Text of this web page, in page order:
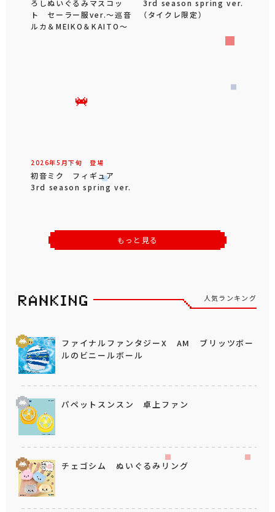
ろしぬいぐるみマスコッ
ト セーラー服ver.～巡音
ルカ＆MEIKO＆KAITO～
3rd season spring ver.
（タイクレ限定）
2026年5 月下旬 登場
初音ミク フィギュア
3rd season spring ver.
もっと見る
人気ランキング
ファイナルファンタジーX AM ブリッツボー
ルのビニールボール
パペットスンスン 卓上ファン
チェゴシム ぬいぐるみリング